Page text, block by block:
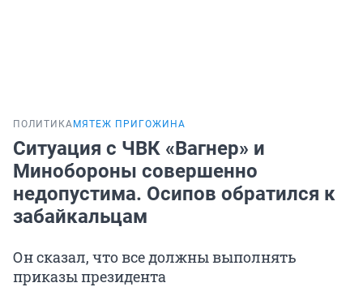
ПОЛИТИКА МЯТЕЖ ПРИГОЖИНА
Ситуация с ЧВК «Вагнер» и
Минобороны совершенно
недопустима. Осипов обратился к
забайкальцам
Он сказал, что все должны выполнять
приказы президента